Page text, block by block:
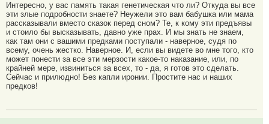
Интересно, у вас память такая генетическая что ли? Откуда вы все
эти злые подробности знаете? Неужели это вам бабушка или мама
рассказывали вместо сказок перед сном? Те, к кому эти предъявы
и стоило бы высказывать, давно уже прах. И мы знать не знаем,
как там они с вашими предками поступали - наверное, судя по
всему, очень жестко. Наверное. И, если вы видете во мне того, кто
может понести за все эти мерзости какое-то наказание, или, по
крайней мере, извиниться за всех, то - да, я готов это сделать.
Сейчас и прилюдно! Без капли иронии. Простите нас и наших
предков!